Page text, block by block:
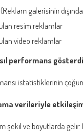
galerisinin
resim reklamlar
video reklamlar
performans
istatistiklerinin
verileriyle
şekil ve boyutlarda